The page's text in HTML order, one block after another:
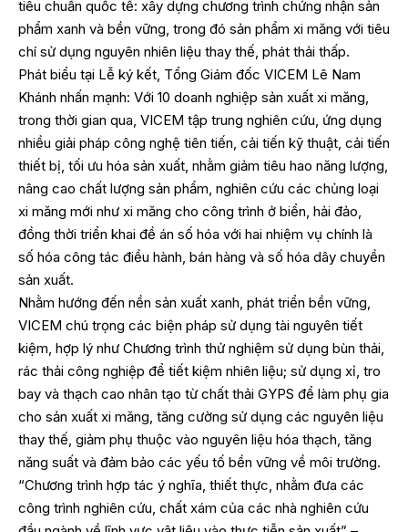
tiêu chuẩn quốc tế: xây dựng chương trình chứng nhận sản
phẩm xanh và bền vững, trong đó sản phẩm xi măng với tiêu
chí sử dụng nguyên nhiên liệu thay thế, phát thải thấp.
Phát biểu tại Lễ ký kết, Tổng Giám đốc VICEM Lê Nam
Khánh nhấn mạnh: Với 10 doanh nghiệp sản xuất xi măng,
trong thời gian qua, VICEM tập trung nghiên cứu, ứng dụng
nhiều giải pháp công nghệ tiên tiến, cải tiến kỹ thuật, cải tiến
thiết bị, tối ưu hóa sản xuất, nhằm giảm tiêu hao năng lượng,
nâng cao chất lượng sản phẩm, nghiên cứu các chủng loại
xi măng mới như xi măng cho công trình ở biển, hải đảo,
đồng thời triển khai đề án số hóa với hai nhiệm vụ chính là
số hóa công tác điều hành, bán hàng và số hóa dây chuyền
sản xuất.
Nhằm hướng đến nền sản xuất xanh, phát triển bền vững,
VICEM chú trọng các biện pháp sử dụng tài nguyên tiết
kiệm, hợp lý như Chương trình thử nghiệm sử dụng bùn thải,
rác thải công nghiệp để tiết kiệm nhiên liệu; sử dụng xỉ, tro
bay và thạch cao nhân tạo từ chất thải GYPS để làm phụ gia
cho sản xuất xi măng, tăng cường sử dụng các nguyên liệu
thay thế, giảm phụ thuộc vào nguyên liệu hóa thạch, tăng
năng suất và đảm bảo các yếu tố bền vững về môi trường.
“Chương trình hợp tác ý nghĩa, thiết thực, nhằm đưa các
công trình nghiên cứu, chất xám của các nhà nghiên cứu